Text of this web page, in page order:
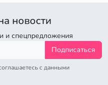
новости
и спецпредложения
Подписаться
с данными